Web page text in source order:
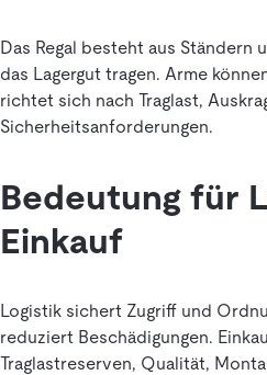
Das Regal besteht aus Ständern
das Lagergut tragen. Arme
richtet sich nach Traglast,
Sicherheitsanforderungen.
Bedeutung für
Einkauf
Logistik sichert Zugriff und
reduziert Beschädigungen.
Traglastreserven, Qualität,